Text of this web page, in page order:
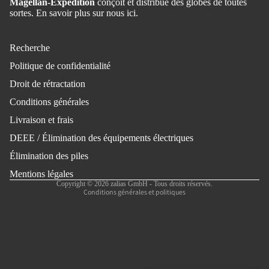
Magellan-Expedition conçoit et distribue des globes de toutes
sortes. En savoir plus sur nous ici.
Recherche
Politique de confidentialité
Droit de rétractation
Conditions générales
Livraison et frais
DEEE / Élimination des équipements électriques
Élimination des piles
Mentions légales
Copyright © 2026 zalias GmbH - Tous droits réservés.
Conditions générales et politiques
Politique de remboursement
Politique de confidentialité
Conditions d’utilisation
Politique d’expédition
Mentions légales